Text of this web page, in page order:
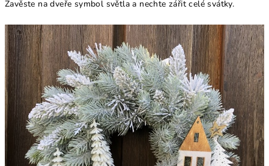
Zavěste na dveře symbol světla a nechte zářit celé svátky.